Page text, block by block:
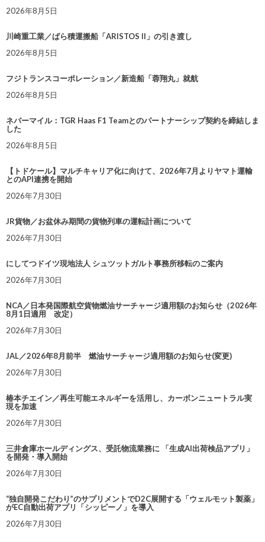
2026年8月5日
川崎重工業／ばら積運搬船「ARISTOS II」の引き渡し
2026年8月5日
フジトランスコーポレーション／新造船「蓉翔丸」就航
2026年8月5日
ネバーマイル：TGR Haas F1 Teamとのパートナーシップ契約を締結しま
した
2026年8月5日
【トドケール】マルチキャリア化に向けて、2026年7月よりヤマト運輸
とのAPI連携を開始
2026年7月30日
JR貨物／お盆休み期間の貨物列車の運転計画について
2026年7月30日
にしてつドイツ現地法人 シュツットガルト事務所移転のご案内
2026年7月30日
NCA／日本発国際航空貨物燃油サーチャージ適用額のお知らせ（2026年
8月1日適用 改定）
2026年7月30日
JAL／2026年8月前半 燃油サーチャージ適用額のお知らせ(変更)
2026年7月30日
椿本チエイン／再生可能エネルギーを活用し、カーボンニュートラル実
現を加速
2026年7月30日
三井倉庫ホールディングス、受託物流業務に 「生成AI出荷検品アプリ」
を開発・導入開始
2026年7月30日
“独自開発こだわり”のサプリメントでD2C展開する「ウェルモット製薬」
がEC自動出荷アプリ「シッピーノ」を導入
2026年7月30日